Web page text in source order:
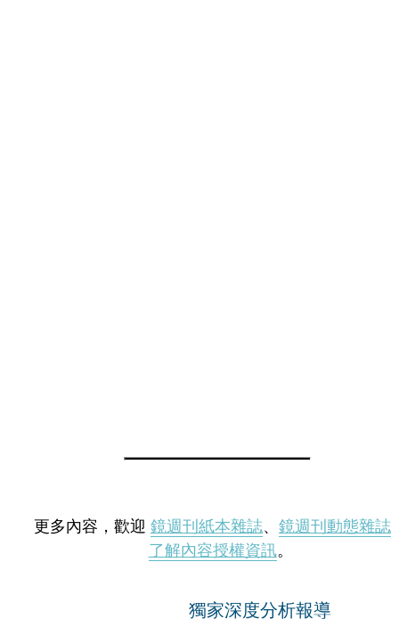
更多內容，歡迎 鏡週刊紙本雜誌、 鏡週刊動態雜誌
了解內容授權資訊。
獨家深度分析報導